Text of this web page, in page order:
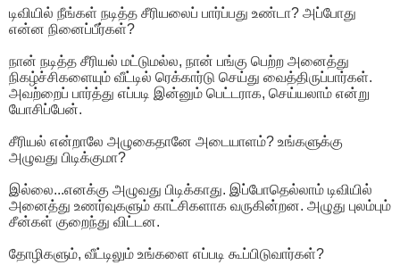
டிவியில் நீங்கள் நடித்த சீரியலைப் பார்ப்பது உண்டா? அப்போது
என்ன நினைப்பீர்கள்?
நான் நடித்த சீரியல் மட்டுமல்ல, நான் பங்கு பெற்ற அனைத்து
நிகழ்ச்சிகளையும் வீட்டில் ரெக்கார்டு செய்து வைத்திருப்பார்கள்.
அவற்றைப் பார்த்து எப்படி இன்னும் பெட்டராக, செய்யலாம் என்று
யோசிப்பேன்.
சீரியல் என்றாலே அழுகைதானே அடையாளம்? உங்களுக்கு
அழுவது பிடிக்குமா?
இல்லை...எனக்கு அழுவது பிடிக்காது. இப்போதெல்லாம் டிவியில்
அனைத்து உணர்வுகளும் காட்சிகளாக வருகின்றன. அழுது புலம்பும்
சீன்கள் குறைந்து விட்டன.
தோழிகளும், வீட்டிலும் உங்களை எப்படி கூப்பிடுவார்கள்?